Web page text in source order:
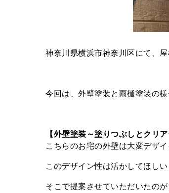
神奈川県横浜市神奈川区にて、
今回は、外壁塗装と雨樋塗装の様
【外壁塗装～塗りつぶしとクリア
こちらのお宅の外壁は大変デザ
このデザイン性は活かしてほしい
そこで提案させていただいたの